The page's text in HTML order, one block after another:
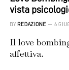
vista
BY REDAZIONE 6
Il love
affettiva.